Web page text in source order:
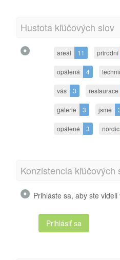
Hustota kľúčových slov
areál 11 přírodní
opálená 4
vás 3 restaurace
galerie 3 jsme
opálené 3 nordic
Konzistencia kľúčových
Prihláste sa, aby ste
Prihlásiť sa